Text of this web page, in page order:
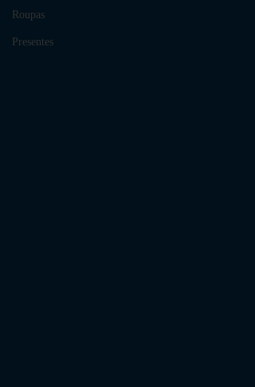
Roupas
Presentes